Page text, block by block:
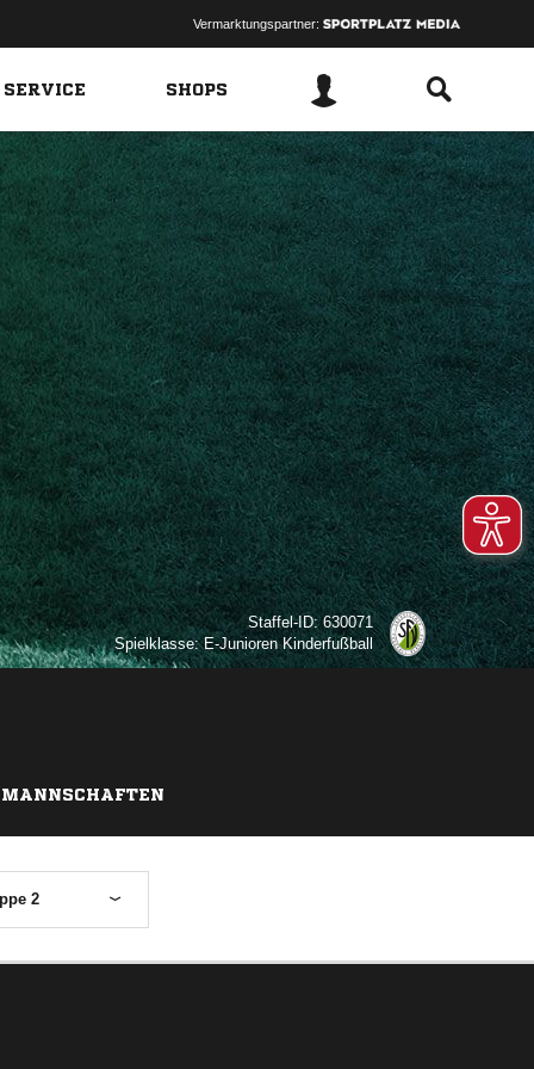
Vermarktungspartner:
SHOPS
Staffel-ID: 630071
Spielklasse: E-Junioren Kinderfußball
MANNSCHAFTEN
2